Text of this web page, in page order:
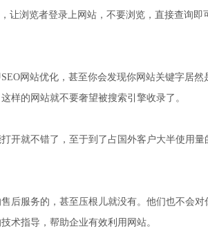
让浏览者登录上网站，不要浏览，直接查询即
网站优化，甚至你会发现你网站关键字居然
样的网站就不要奢望被搜索引擎收录了。
开就不错了，至于到了占国外客户大半使用量
后服务的，甚至压根儿就没有。他们也不会对
术指导，帮助企业有效利用网站。